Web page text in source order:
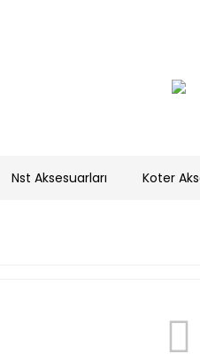
Nst Aksesuarları Koter